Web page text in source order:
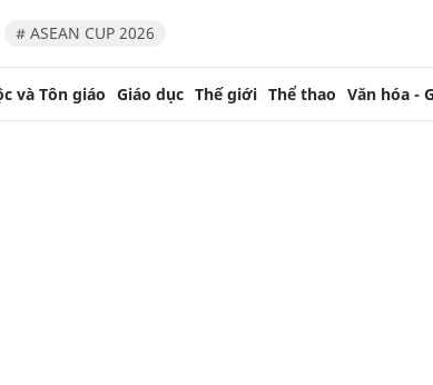
# ASEAN CUP 2026
và Tôn giáo Giáo dục Thế giới Thể thao Văn hóa -